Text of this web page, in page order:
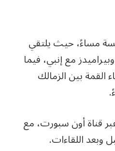
مساءً، حيث يلتقي
مع إنبي، فيما
القمة بين الزمالك
قناة أون سبورت، مع
وبعد اللقاءات.